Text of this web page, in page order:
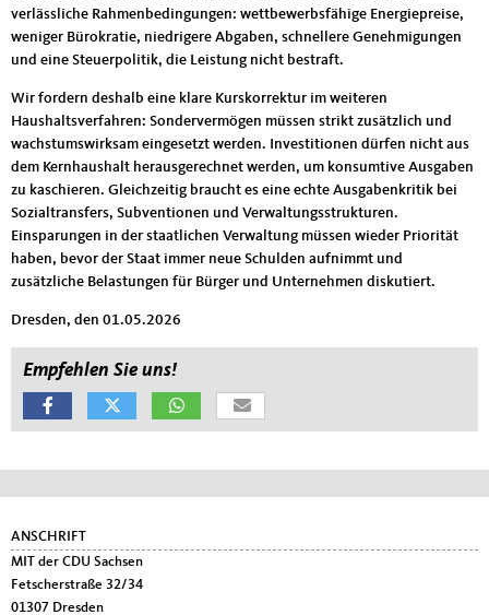
verlässliche Rahmenbedingungen: wettbewerbsfähige Energiepreise,
weniger Bürokratie, niedrigere Abgaben, schnellere Genehmigungen
und eine Steuerpolitik, die Leistung nicht bestraft.
Wir fordern deshalb eine klare Kurskorrektur im weiteren
Haushaltsverfahren: Sondervermögen müssen strikt zusätzlich und
wachstumswirksam eingesetzt werden. Investitionen dürfen nicht aus
dem Kernhaushalt herausgerechnet werden, um konsumtive Ausgaben
zu kaschieren. Gleichzeitig braucht es eine echte Ausgabenkritik bei
Sozialtransfers, Subventionen und Verwaltungsstrukturen.
Einsparungen in der staatlichen Verwaltung müssen wieder Priorität
haben, bevor der Staat immer neue Schulden aufnimmt und
zusätzliche Belastungen für Bürger und Unternehmen diskutiert.
Dresden, den 01.05.2026
Empfehlen Sie uns!
Fußbereich
ANSCHRIFT
MIT der CDU Sachsen
Fetscherstraße 32/34
01307 Dresden